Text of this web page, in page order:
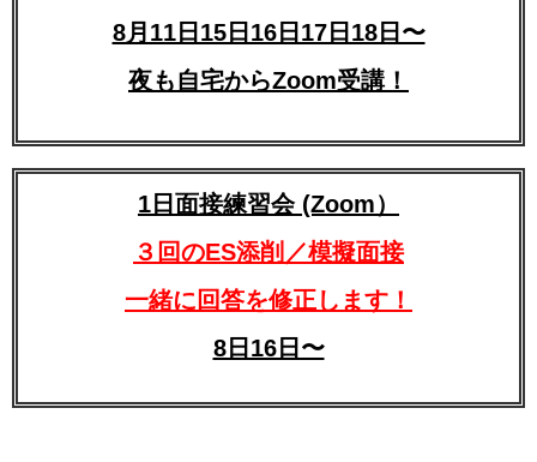
8月11日15日16日17日18日〜
夜も自宅からZoom受講！
1日面接練習会 (Zoom）
３回のES添削／模擬面接
一緒に回答を修正します！
8日16日〜